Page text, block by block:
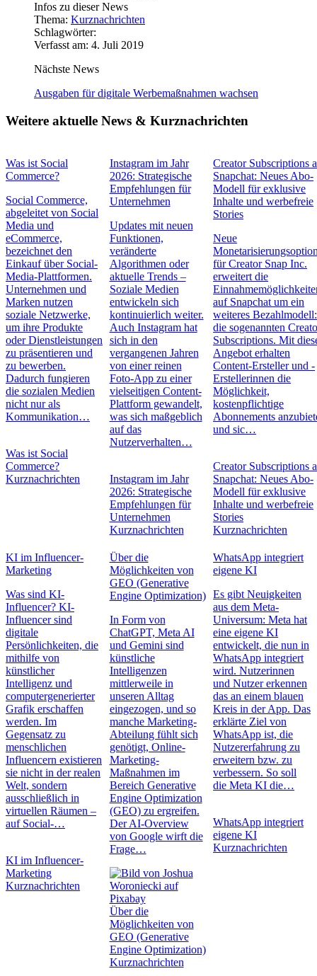
Infos zu dieser News
Thema: Kurznachrichten
Schlagwörter:
Verfasst am: 4. Juli 2019
Nächste News
Ausgaben für digitale Werbemaßnahmen wachsen
Weitere aktuelle News & Kurznachrichten
Was ist Social
Commerce?
Social Commerce,
abgeleitet von Social
Media und
eCommerce,
bezeichnet den
Einkauf über Social-
Media-Plattformen.
Unternehmen und
Marken nutzen
soziale Netzwerke,
um ihre Produkte
oder Dienstleistungen
zu präsentieren und
zu bewerben.
Dadurch fungieren
die sozialen Medien
nicht nur als
Kommunikation…
Was ist Social
Commerce?
Kurznachrichten
Instagram im Jahr
2026: Strategische
Empfehlungen für
Unternehmen
Updates mit neuen
Funktionen,
veränderte
Algorithmen oder
aktuelle Trends –
Soziale Medien
entwickeln sich
kontinuierlich weiter.
Auch Instagram hat
sich in den
vergangenen Jahren
von einer reinen
Foto-App zu einer
vielseitigen Content-
Plattform gewandelt,
was sich maßgeblich
auf das
Nutzerverhalten…
Instagram im Jahr
2026: Strategische
Empfehlungen für
Unternehmen
Kurznachrichten
Creator Subscriptions
Snapchat: Neues Abo-
Modell für exklusive
Inhalte und werbefreie
Stories
Neue
für Creator Snap Inc.
erweitert die
auf Snapchat um ein
weiteres Bezahlmodell:
die sogenannten
Subscriptions. Mit
Angebot erhalten
Content-Ersteller und -
Erstellerinnen die
Möglichkeit,
kostenpflichtige
Abonnements
und sic…
Creator Subscriptions
Snapchat: Neues Abo-
Modell für exklusive
Inhalte und werbefreie
Stories
Kurznachrichten
KI im Influencer-
Marketing
Was sind KI-
Influencer? KI-
Influencer sind
digitale
Persönlichkeiten, die
mithilfe von
künstlicher
Intelligenz und
computergenerierter
Grafik erschaffen
werden. Im
Gegensatz zu
menschlichen
Influencern existieren
sie nicht in der realen
Welt, sondern
ausschließlich in
virtuellen Räumen –
auf Social-…
KI im Influencer-
Marketing
Kurznachrichten
Über die
Möglichkeiten von
GEO (Generative
Engine Optimization)
In Form von
ChatGPT, Meta AI
und Gemini sind
künstliche
Intelligenzen
mittlerweile in
unseren Alltag
eingezogen, und so
manche Marketing-
Abteilung fühlt sich
genötigt, Online-
Marketing-
Maßnahmen im
Bereich Generative
Engine Optimization
(GEO) zu ergreifen.
Der AI-Overview
von Google wirft die
Frage…
Über die
Möglichkeiten von
GEO (Generative
Engine Optimization)
Kurznachrichten
WhatsApp integriert
eigene KI
Es gibt Neuigkeiten
aus dem Meta-
Universum: Meta hat
eine eigene KI
entwickelt, die nun in
WhatsApp integriert
wird. Nutzerinnen
und Nutzer erkennen
das an einem blauen
Kreis in der App. Das
erklärte Ziel von
WhatsApp ist, die
Nutzererfahrung zu
erweitern bzw. zu
verbessern. So soll
die Meta KI die…
WhatsApp integriert
eigene KI
Kurznachrichten